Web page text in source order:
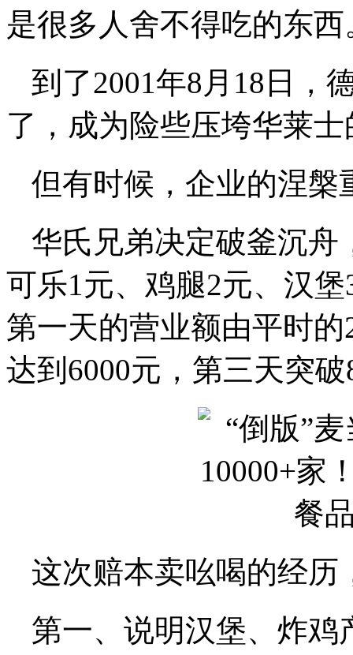
是很多人舍不得吃的东西
到了2001年8月18日，
了，成为险些压垮华莱
但有时候，企业的涅槃
华氏兄弟决定破釜沉
可乐1元、鸡腿2元、汉
第一天的营业额由平时
达到6000元，第三天突破
这次赔本卖吆喝的经历
第一、说明汉堡、炸鸡